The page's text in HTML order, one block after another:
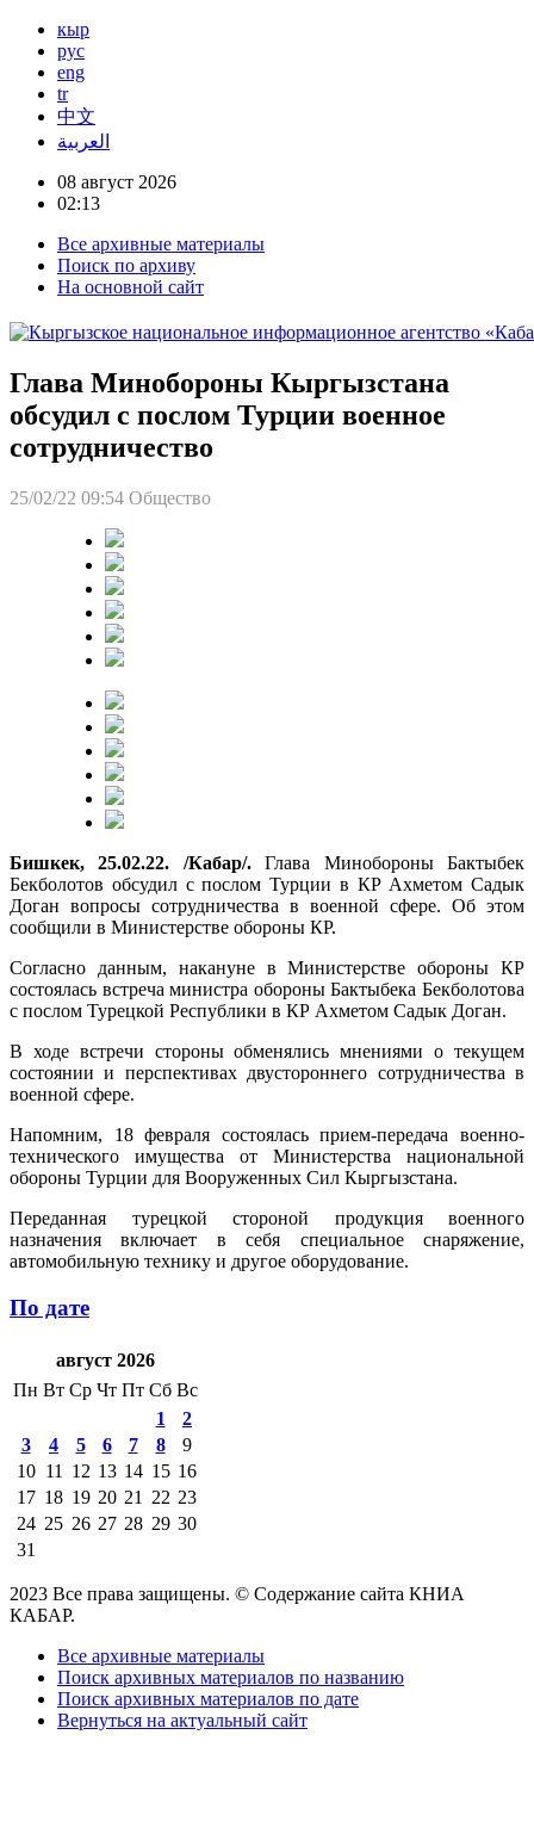
кыр
рус
eng
tr
中文
العربية
08 август 2026
02:13
Все архивные материалы
Поиск по архиву
На основной сайт
Глава Минобороны Кыргызстана
обсудил с послом Турции военное
сотрудничество
25/02/22 09:54 Общество
Бишкек, 25.02.22. /Кабар/.Глава Минобороны Бактыбек
Бекболотов обсудил с послом Турции в КР Ахметом Садык
Доган вопросы сотрудничества в военной сфере. Об этом
сообщили в Министерстве обороны КР.
Согласно данным, накануне в Министерстве обороны КР
состоялась встреча министра обороны Бактыбека Бекболотова
с послом Турецкой Республики в КР Ахметом Садык Доган.
В ходе встречи стороны обменялись мнениями о текущем
состоянии и перспективах двустороннего сотрудничества в
военной сфере.
Напомним, 18 февраля состоялась прием-передача военно-
технического имущества от Министерства национальной
обороны Турции для Вооруженных Сил Кыргызстана.
Переданная турецкой стороной продукция военного
назначения включает в себя специальное снаряжение,
автомобильную технику и другое оборудование.
По дате
август 2026
Пн Вт Ср Чт Пт Сб Вс
1
2
3
4 5 6 7 8
9
10 11 12 13 14 15 16
17 18 19 20 21 22 23
24 25 26 27 28 29 30
31
2023 Все права защищены. © Содержание сайта КНИА
КАБАР.
Все архивные материалы
Поиск архивных материалов по названию
Поиск архивных материалов по дате
Вернуться на актуальный сайт